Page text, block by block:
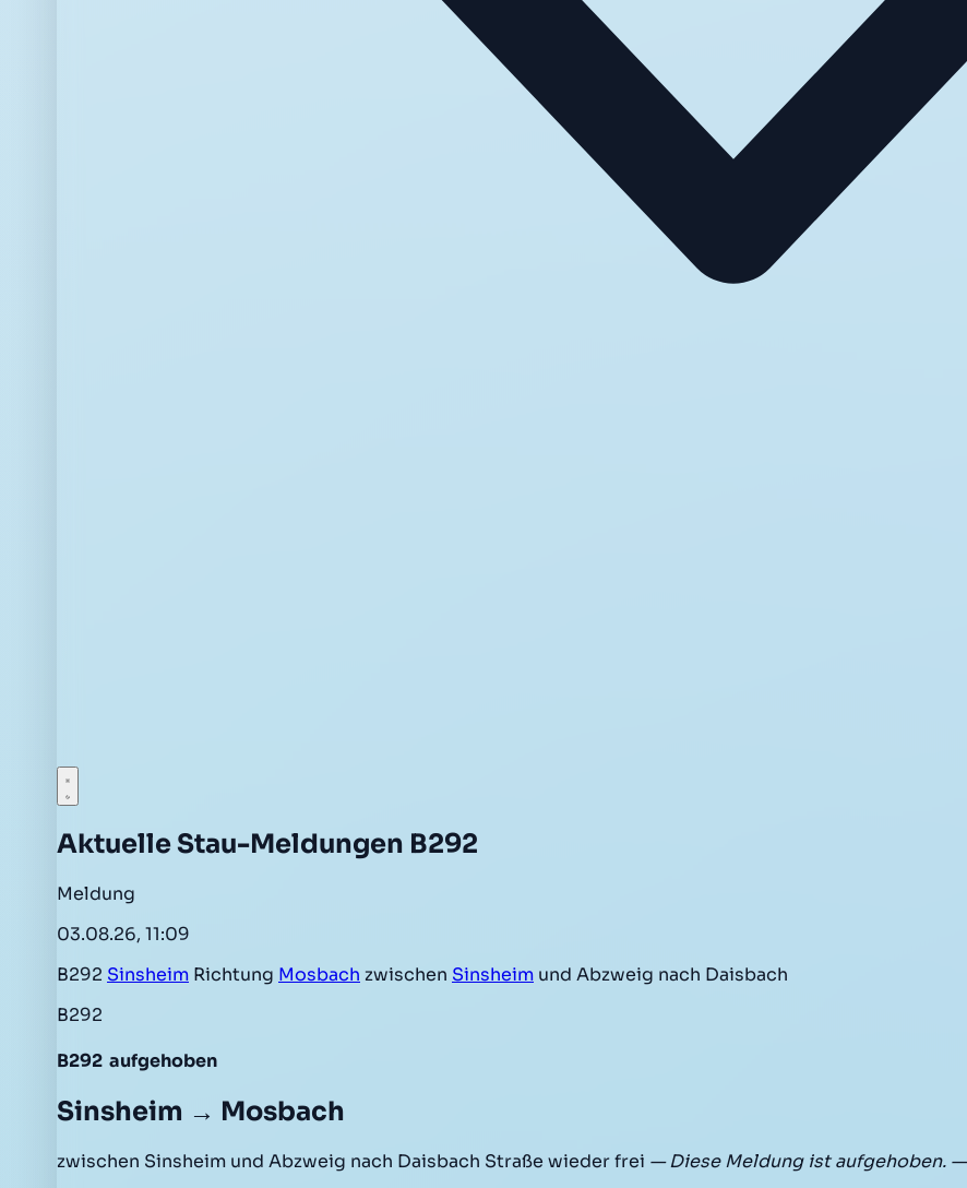
Aktuelle Stau-Meldungen B292
Meldung
03.08.26, 11:09
B292 Sinsheim Richtung Mosbach zwischen Sinsheim und Abzweig nach Daisbach
B292
B292 aufgehoben
Sinsheim → Mosbach
zwischen Sinsheim und Abzweig nach Daisbach Straße wieder frei — Diese Meldung ist aufgehoben. —